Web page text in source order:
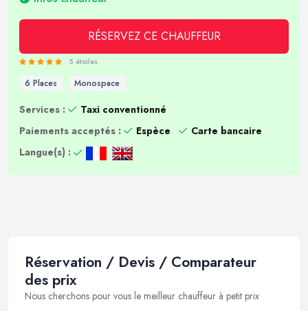
RÉSERVEZ CE CHAUFFEUR
5 étoiles
6 Places Monospace
Services :
Taxi conventionné
Paiements acceptés :
Espèce
Carte bancaire
Langue(s) :
Réservation / Devis / Comparateur
des prix
Nous cherchons pour vous le meilleur chauffeur à petit prix